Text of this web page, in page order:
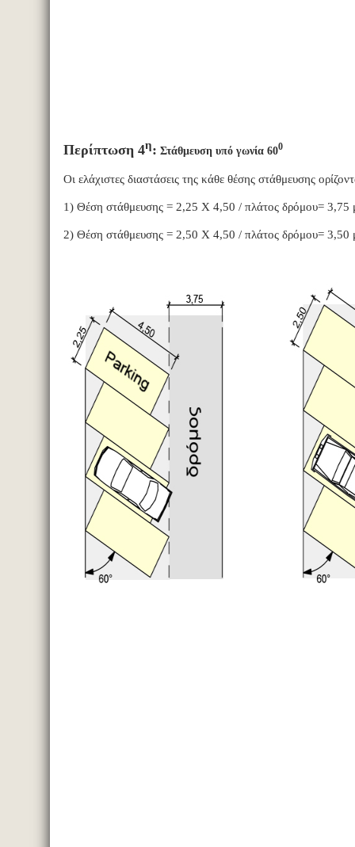
Περίπτωση 4η: Στάθμευση υπό γωνία 600
Οι ελάχιστες διαστάσεις της κάθε θέσης στάθμευσης
1) Θέση στάθμευσης = 2,25 Χ 4,50 / πλάτος δρόμου= 3,75
2) Θέση στάθμευσης = 2,50 Χ 4,50 / πλάτος δρόμου= 3,50